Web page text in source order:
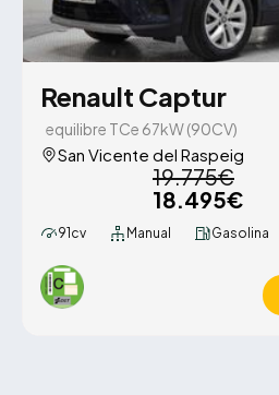
Renault Captur
equilibre TCe 67kW (90CV)
San Vicente del Raspeig
19.775€
18.495€
91cv Manual Gasolina